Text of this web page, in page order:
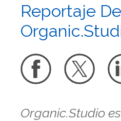
Reportaje
Organic.Studio